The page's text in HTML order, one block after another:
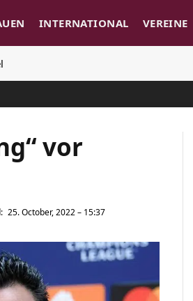
INTERNATIONAL VEREINE
vor
25. October, 2022 – 15:37